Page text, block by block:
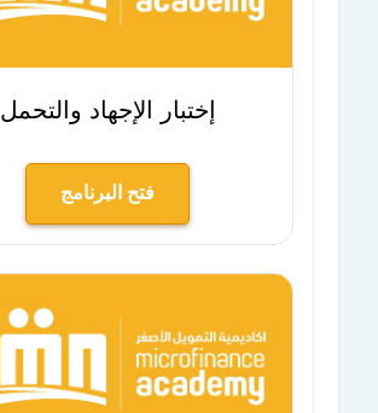
إختبار الإجهاد والتحمل
فتح البرنامج